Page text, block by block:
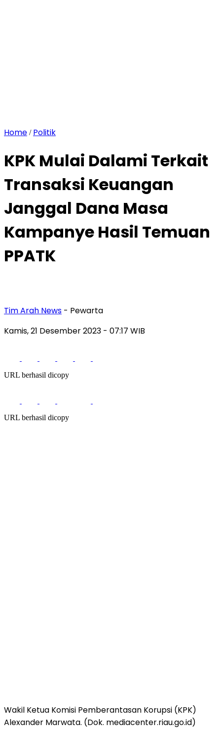
Home / Politik
KPK Mulai Dalami Terkait
Transaksi Keuangan
Janggal Dana Masa
Kampanye Hasil Temuan
PPATK
Tim Arah News - Pewarta
Kamis, 21 Desember 2023 - 07:17 WIB
URL berhasil dicopy
URL berhasil dicopy
Wakil Ketua Komisi Pemberantasan Korupsi (KPK)
Alexander Marwata. (Dok. mediacenter.riau.go.id)